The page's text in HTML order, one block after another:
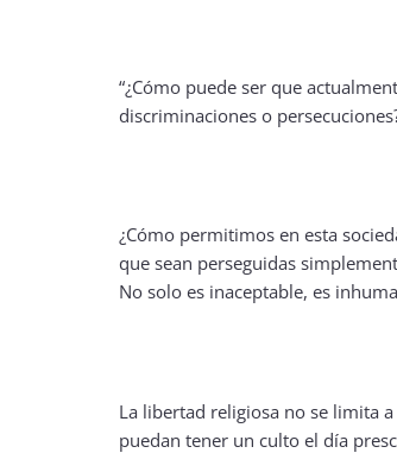
“¿Cómo puede ser que
discriminaciones o
¿Cómo permitimos en esta
que sean perseguidas
No solo es inaceptable, es
La libertad religiosa no se limita
puedan tener un culto el día